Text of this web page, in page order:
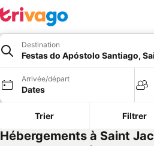
Destination
Festas do Apóstolo Santiago,
Arrivée/départ
Dates
Trier Filtrer
Hébergements à Saint